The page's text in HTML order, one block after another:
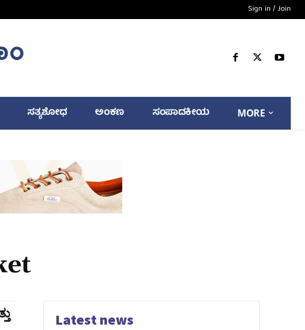
Sign in / Join
ಸತ್ಯಶೋಧ ಅಂಕಣ ಸಂಪಾದಕೀಯ MORE
Latest news